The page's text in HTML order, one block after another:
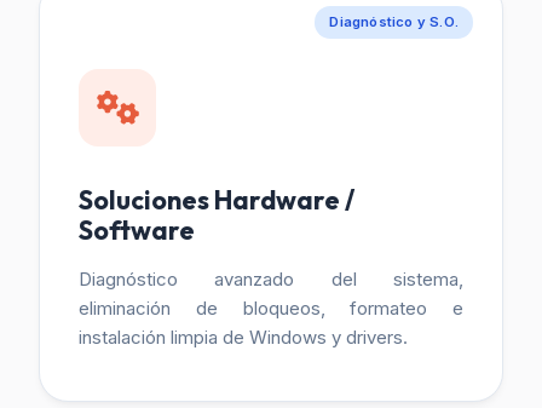
Diagnóstico y S.O.
Soluciones Hardware /
Software
Diagnóstico avanzado del sistema,
eliminación de bloqueos, formateo e
instalación limpia de Windows y drivers.